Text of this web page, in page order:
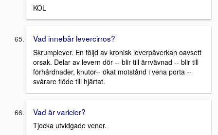
KOL
Vad innebär levercirros?
Skrumplever. En följd av kronisk leverpåverkan oavsett
orsak. Delar av levern dör -- blir till ärrvävnad -- blir till
förhårdnader, knutor-- ökat motstånd i vena porta --
svårare flöde till hjärtat.
Vad är varicier?
Tjocka utvidgade vener.